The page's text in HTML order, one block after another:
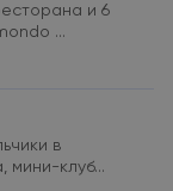
и 6
...
в
мини-клуб...